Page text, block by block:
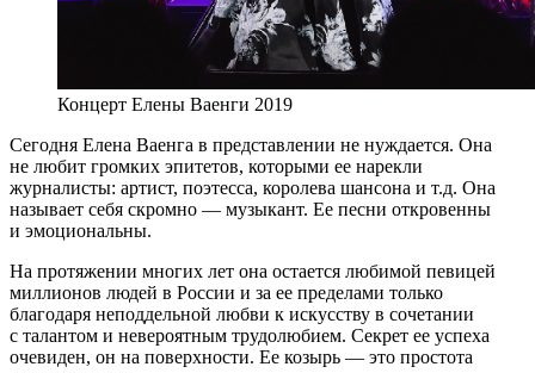
Концерт Елены Ваенги 2019
Сегодня Елена Ваенга в представлении не нуждается. Она
не любит громких эпитетов, которыми ее нарекли
журналисты: артист, поэтесса, королева шансона и т.д. Она
называет себя скромно — музыкант. Ее песни откровенны
и эмоциональны.
На протяжении многих лет она остается любимой певицей
миллионов людей в России и за ее пределами только
благодаря неподдельной любви к искусству в сочетании
с талантом и невероятным трудолюбием. Секрет ее успеха
очевиден, он на поверхности. Ее козырь — это простота